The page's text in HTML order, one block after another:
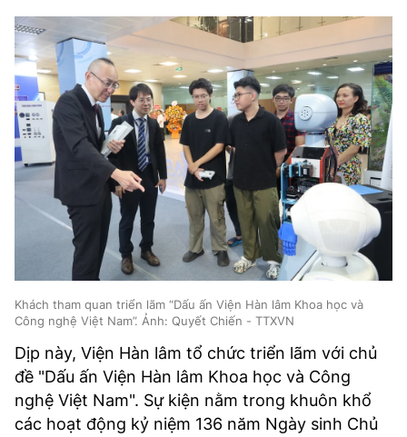
Khách tham quan triển lãm “Dấu ấn Viện Hàn lâm Khoa học và
Công nghệ Việt Nam”. Ảnh: Quyết Chiến - TTXVN
Dịp này, Viện Hàn lâm tổ chức triển lãm với chủ
đề "Dấu ấn Viện Hàn lâm Khoa học và Công
nghệ Việt Nam". Sự kiện nằm trong khuôn khổ
các hoạt động kỷ niệm 136 năm Ngày sinh Chủ